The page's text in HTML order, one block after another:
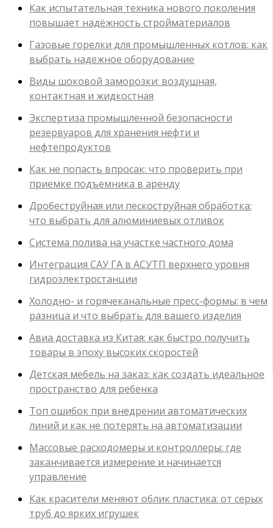
Как испытательная техника нового поколения
повышает надёжность стройматериалов
Газовые горелки для промышленных котлов: как
выбрать надежное оборудование
Виды шоковой заморозки: воздушная,
контактная и жидкостная
Экспертиза промышленной безопасности
резервуаров для хранения нефти и
нефтепродуктов
Как не попасть впросак: что проверить при
приемке подъемника в аренду
Дробеструйная или пескоструйная обработка:
что выбрать для алюминиевых отливок
Система полива на участке частного дома
Интеграция САУ ГА в АСУТП верхнего уровня
гидроэлектростанции
Холодно- и горячеканальные пресс-формы: в чем
разница и что выбрать для вашего изделия
Авиа доставка из Китая: как быстро получить
товары в эпоху высоких скоростей
Детская мебель на заказ: как создать идеальное
пространство для ребенка
Топ ошибок при внедрении автоматических
линий и как не потерять на автоматизации
Массовые расходомеры и контроллеры: где
заканчивается измерение и начинается
управление
Как красители меняют облик пластика: от серых
труб до ярких игрушек